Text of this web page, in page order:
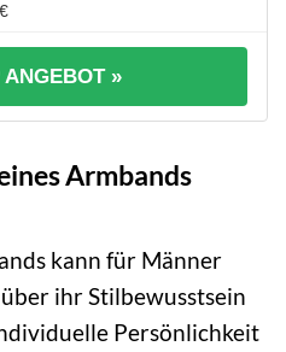
ANGEBOT »
Armbands
kann für Männer
ihr Stilbewusstsein
Persönlichkeit